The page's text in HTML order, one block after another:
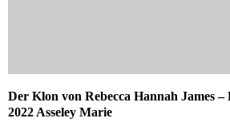
Der Klon von Rebecca Hannah James
2022 Asseley Marie